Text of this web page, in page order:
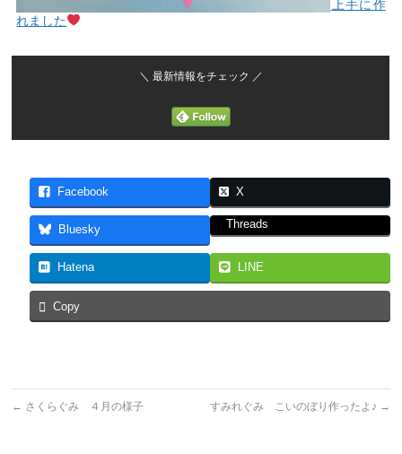
上手に作
れました
＼ 最新情報をチェック ／
Facebook X
Bluesky Threads
Hatena LINE
Copy
← さくらぐみ ４月の様子 すみれぐみ こいのぼり作ったよ♪ →